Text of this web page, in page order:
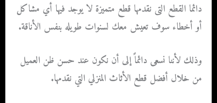
دائما القطع التى نقدمها قطع متميزة لا يوجد فيها أي مشاكل
أو أخطاء سوف تعيش معك لسنوات طويله بنفس الأناقة.
وذلك لأننا نسعى دائماً إلى أن نكون عند حسن ظن العميل
من خلال أفضل قطع الأثاث المنزلي التي نقدمها.